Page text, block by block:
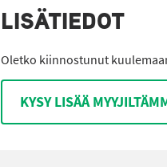
LISÄTIEDOT
Oletko kiinnostunut
KYSY LISÄÄ